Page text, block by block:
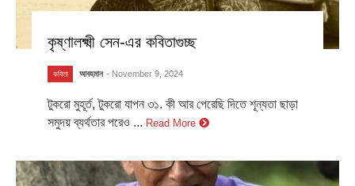
কৃষ্ণালক্ষ্মী সেন-এর কবিতাগুচ্ছ
কবিতা আবহমান - November 9, 2024
টুকরো মুহূর্ত, টুকরো যাপন ৩১. কী আর পেরেছি দিতে শূন্যতা ছাড়া
সমুদয় ব্যর্থতার পরেও ... Read More